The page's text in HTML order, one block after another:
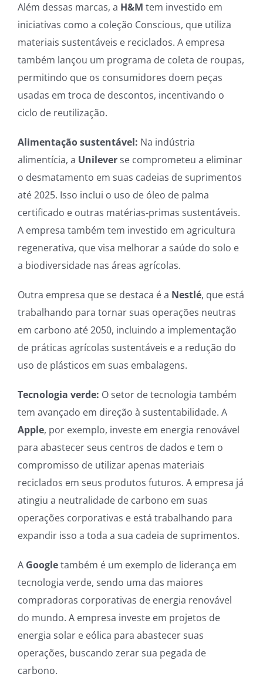
Além dessas marcas, a H&M tem investido em
iniciativas como a coleção Conscious, que utiliza
materiais sustentáveis e reciclados. A empresa
também lançou um programa de coleta de roupas,
permitindo que os consumidores doem peças
usadas em troca de descontos, incentivando o
ciclo de reutilização.
Alimentação sustentável: Na indústria
alimentícia, a Unileverse comprometeu a eliminar
o desmatamento em suas cadeias de suprimentos
até 2025. Isso inclui o uso de óleo de palma
certificado e outras matérias-primas sustentáveis.
A empresa também tem investido em agricultura
regenerativa, que visa melhorar a saúde do solo e
a biodiversidade nas áreas agrícolas.
Outra empresa que se destaca é a Nestlé, que está
trabalhando para tornar suas operações neutras
em carbono até 2050, incluindo a implementação
de práticas agrícolas sustentáveis e a redução do
uso de plásticos em suas embalagens.
Tecnologia verde: O setor de tecnologia também
tem avançado em direção à sustentabilidade. A
Apple, por exemplo, investe em energia renovável
para abastecer seus centros de dados e tem o
compromisso de utilizar apenas materiais
reciclados em seus produtos futuros. A empresa já
atingiu a neutralidade de carbono em suas
operações corporativas e está trabalhando para
expandir isso a toda a sua cadeia de suprimentos.
A Googletambém é um exemplo de liderança em
tecnologia verde, sendo uma das maiores
compradoras corporativas de energia renovável
do mundo. A empresa investe em projetos de
energia solar e eólica para abastecer suas
operações, buscando zerar sua pegada de
carbono.